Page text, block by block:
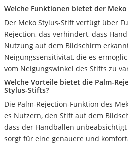
Welche Funktionen bietet der
Der Meko Stylus-Stift verfügt über
Rejection, das verhindert, dass
Nutzung auf dem Bildschirm
Neigungssensitivität, die es
vom Neigungswinkel des Stifts zu
Welche Vorteile bietet die Palm-
Stylus-Stifts?
Die Palm-Rejection-Funktion des
es Nutzern, den Stift auf dem
dass der Handballen
sorgt für eine genauere und